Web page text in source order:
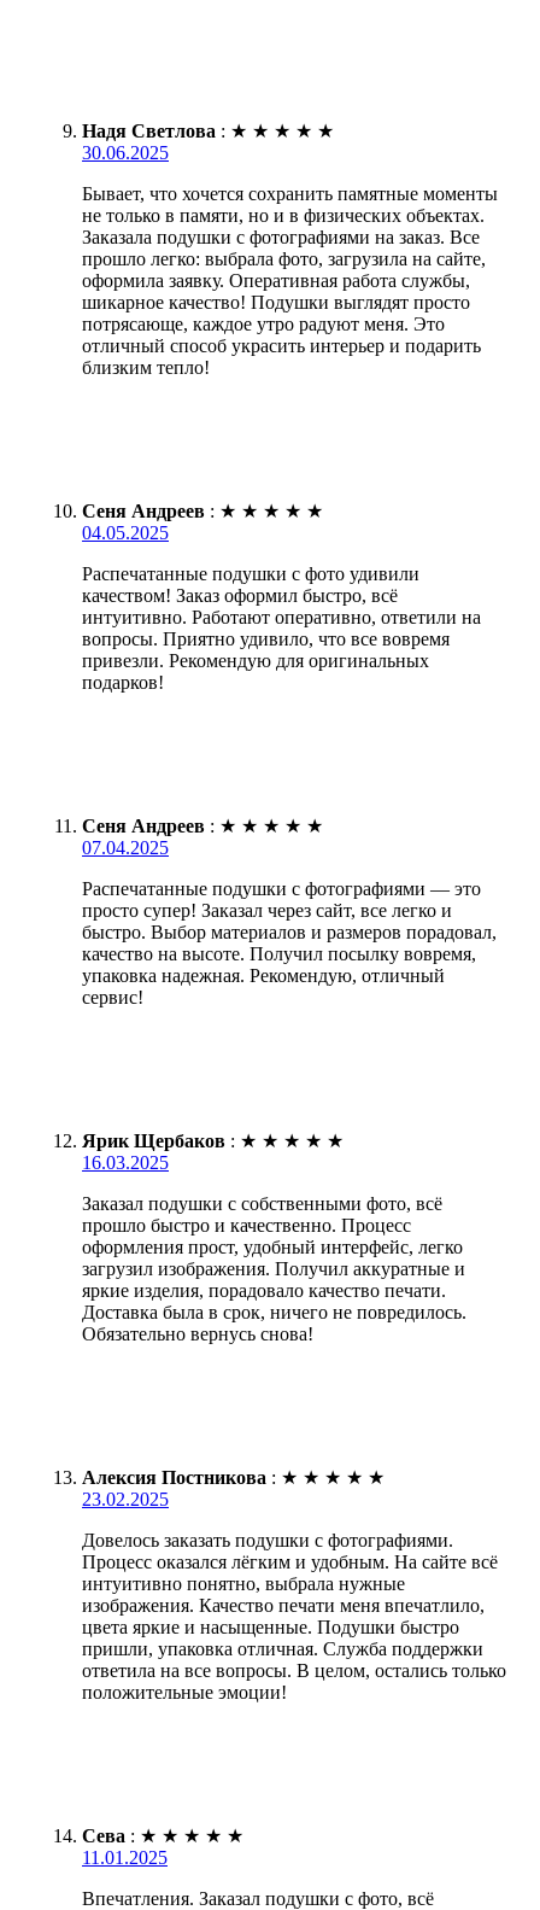
Надя Светлова : ★ ★ ★ ★ ★
30.06.2025
Бывает, что хочется сохранить памятные моменты
не только в памяти, но и в физических объектах.
Заказала подушки с фотографиями на заказ. Все
прошло легко: выбрала фото, загрузила на сайте,
оформила заявку. Оперативная работа службы,
шикарное качество! Подушки выглядят просто
потрясающе, каждое утро радуют меня. Это
отличный способ украсить интерьер и подарить
близким тепло!
Сеня Андреев : ★ ★ ★ ★ ★
04.05.2025
Распечатанные подушки с фото удивили
качеством! Заказ оформил быстро, всё
интуитивно. Работают оперативно, ответили на
вопросы. Приятно удивило, что все вовремя
привезли. Рекомендую для оригинальных
подарков!
Сеня Андреев : ★ ★ ★ ★ ★
07.04.2025
Распечатанные подушки с фотографиями — это
просто супер! Заказал через сайт, все легко и
быстро. Выбор материалов и размеров порадовал,
качество на высоте. Получил посылку вовремя,
упаковка надежная. Рекомендую, отличный
сервис!
Ярик Щербаков : ★ ★ ★ ★ ★
16.03.2025
Заказал подушки с собственными фото, всё
прошло быстро и качественно. Процесс
оформления прост, удобный интерфейс, легко
загрузил изображения. Получил аккуратные и
яркие изделия, порадовало качество печати.
Доставка была в срок, ничего не повредилось.
Обязательно вернусь снова!
Алексия Постникова : ★ ★ ★ ★ ★
23.02.2025
Довелось заказать подушки с фотографиями.
Процесс оказался лёгким и удобным. На сайте всё
интуитивно понятно, выбрала нужные
изображения. Качество печати меня впечатлило,
цвета яркие и насыщенные. Подушки быстро
пришли, упаковка отличная. Служба поддержки
ответила на все вопросы. В целом, остались только
положительные эмоции!
Сева : ★ ★ ★ ★ ★
11.01.2025
Впечатления. Заказал подушки с фото, всё